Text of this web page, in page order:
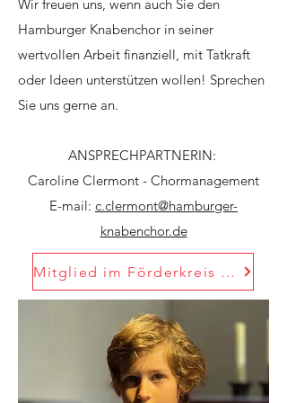
Wir freuen uns, wenn auch Sie den
Hamburger Knabenchor in seiner
wertvollen Arbeit finanziell, mit Tatkraft
oder Ideen unterstützen wollen! Sprechen
Sie uns gerne an.
ANSPRECHPARTNERIN:
Caroline Clermont - Chormanagement
E-mail: c.clermont@hamburger-
knabenchor.de
Mitglied im Förderkreis werden!